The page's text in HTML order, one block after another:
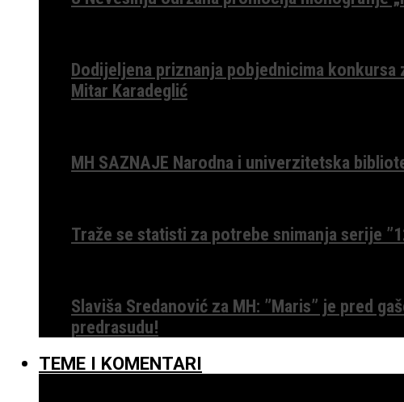
Dodijeljena priznanja pobjednicima
Mitar Karadeglić
MH SAZNAJE Narodna i univerzitetska
Traže se statisti za potrebe snimanja serije
Slaviša Sredanović za MH: ”Maris” je pred
predrasudu!
TEME I KOMENTARI